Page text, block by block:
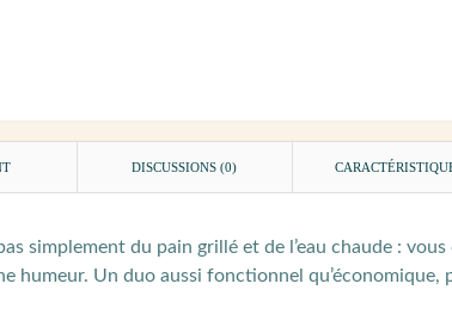
DISCUSSIONS (0)
simplement du pain grillé et de l’eau chaude :
humeur. Un duo aussi fonctionnel